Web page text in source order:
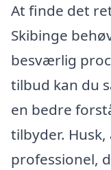
At finde det
Skibinge
besværlig
tilbud kan du
en bedre
tilbyder.
professionel,